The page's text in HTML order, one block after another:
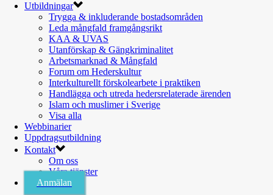
Utbildningar
Trygga & inkluderande bostadsområden
Leda mångfald framgångsrikt
KAA & UVAS
Utanförskap & Gängkriminalitet
Arbetsmarknad & Mångfald
Forum om Hederskultur
Interkulturellt förskolearbete i praktiken
Handlägga och utreda hedersrelaterade ärenden
Islam och muslimer i Sverige
Visa alla
Webbinarier
Uppdragsutbildning
Kontakt
Om oss
Våra tjänster
Anmälan